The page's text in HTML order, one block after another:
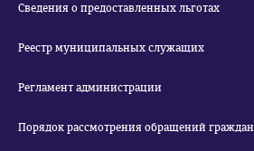
Сведения о предоставленных льготах
Реестр муниципальных служащих
Регламент администрации
Порядок рассмотрения обращений граждан